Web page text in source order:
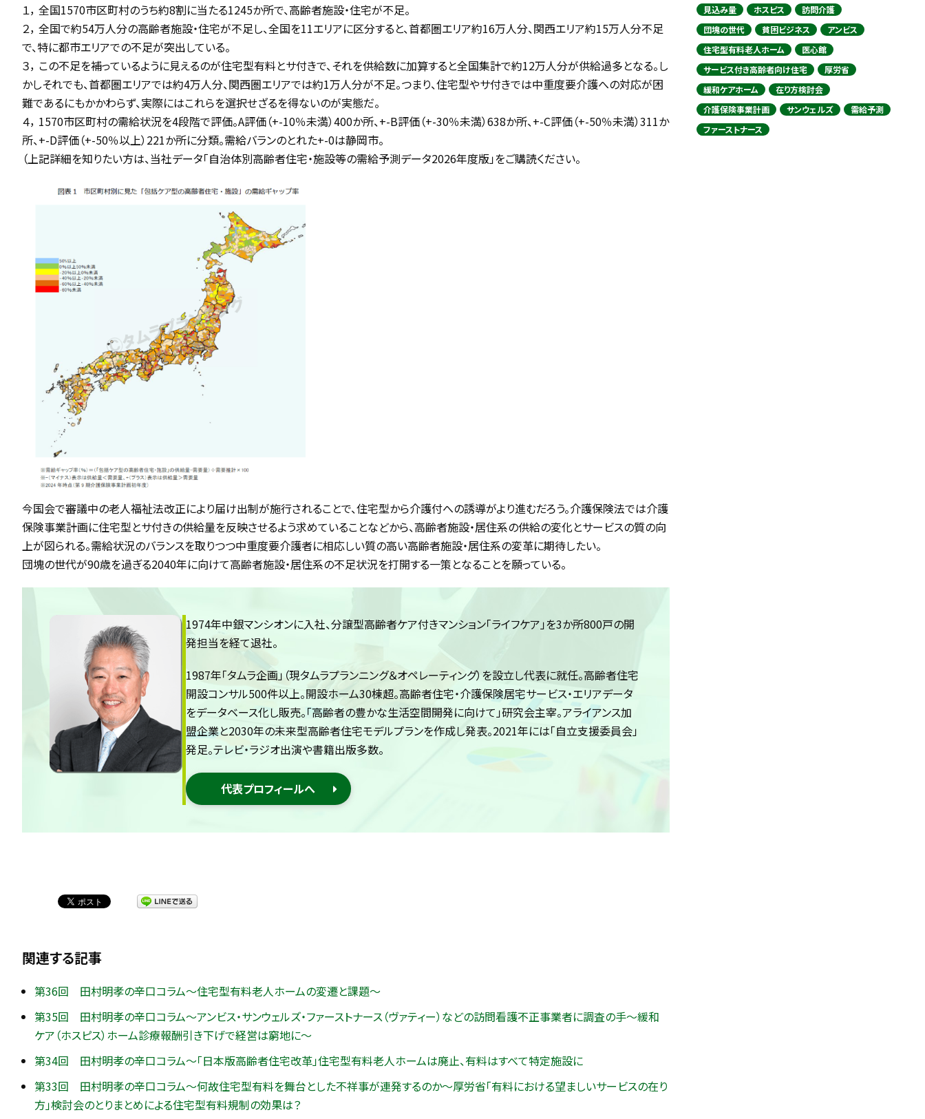
１， 全国1570市区町村のうち約8割に当たる1245か所で、高齢者施設・住宅が不足。
２， 全国で約54万人分の高齢者施設・住宅が不足し、全国を11エリアに区分すると、首都圏エリア約16万人分、関西エリア約15万人分不足
で、特に都市エリアでの不足が突出している。
３， この不足を補っているように見えるのが住宅型有料とサ付きで、それを供給数に加算すると全国集計で約12万人分が供給過多となる。し
かしそれでも、首都圏エリアでは約4万人分、関西圏エリアでは約1万人分が不足。つまり、住宅型やサ付きでは中重度要介護への対応が困
難であるにもかかわらず、実際にはこれらを選択せざるを得ないのが実態だ。
４， 1570市区町村の需給状況を4段階で評価。A評価（+-10％未満）400か所、+-B評価（+-30％未満）638か所、+-C評価（+-50％未満）311か
所、+-D評価（+-50％以上）221か所に分類。需給バランのとれた+-0は静岡市。
（上記詳細を知りたい方は、当社データ「自治体別高齢者住宅・施設等の需給予測データ2026年度版」をご購読ください。
今国会で審議中の老人福祉法改正により届け出制が施行されることで、住宅型から介護付への誘導がより進むだろう。介護保険法では介護
保険事業計画に住宅型とサ付きの供給量を反映させるよう求めていることなどから、高齢者施設・居住系の供給の変化とサービスの質の向
上が図られる。需給状況のバランスを取りつつ中重度要介護者に相応しい質の高い高齢者施設・居住系の変革に期待したい。
団塊の世代が90歳を過ぎる2040年に向けて高齢者施設・居住系の不足状況を打開する一策となることを願っている。
1974年中銀マンシオンに入社、分譲型高齢者ケア付きマンション「ライフケア」を3か所800戸の開
発担当を経て退社。
1987年「タムラ企画」（現タムラプランニング＆オペレーティング）を設立し代表に就任。高齢者住宅
開設コンサル500件以上。開設ホーム30棟超。高齢者住宅・介護保険居宅サービス・エリアデータ
をデータベース化し販売。「高齢者の豊かな生活空間開発に向けて」研究会主宰。アライアンス加
盟企業と2030年の未来型高齢者住宅モデルプランを作成し発表。2021年には「自立支援委員会」
発足。テレビ・ラジオ出演や書籍出版多数。
代表プロフィールへ
関連する記事
第36回 田村明孝の辛口コラム～住宅型有料老人ホームの変遷と課題～
第35回 田村明孝の辛口コラム～アンビス・サンウェルズ・ファーストナース（ヴァティー）などの訪問看護不正事業者に調査の手～緩和
ケア（ホスピス）ホーム診療報酬引き下げで経営は窮地に～
第34回 田村明孝の辛口コラム～「日本版高齢者住宅改革」住宅型有料老人ホームは廃止、有料はすべて特定施設に
第33回 田村明孝の辛口コラム～何故住宅型有料を舞台とした不祥事が連発するのか～厚労省「有料における望ましいサービスの在り
方」検討会のとりまとめによる住宅型有料規制の効果は？
見込み量
ホスピス
訪問介護
団塊の世代
貧困ビジネス
アンビス
住宅型有料老人ホーム
医心館
サービス付き高齢者向け住宅
厚労省
緩和ケアホーム
在り方検討会
介護保険事業計画
サンウェルズ
需給予測
ファーストナース